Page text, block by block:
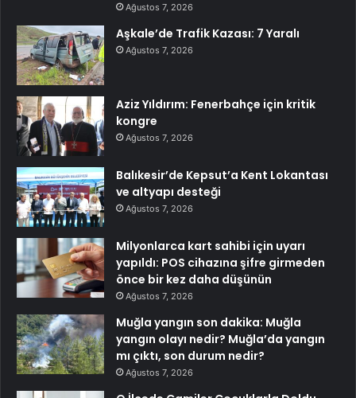
Ağustos 7, 2026
Aşkale’de Trafik Kazası: 7 Yaralı
Ağustos 7, 2026
Aziz Yıldırım: Fenerbahçe için kritik
kongre
Ağustos 7, 2026
Balıkesir’de Kepsut’a Kent Lokantası
ve altyapı desteği
Ağustos 7, 2026
Milyonlarca kart sahibi için uyarı
yapıldı: POS cihazına şifre girmeden
önce bir kez daha düşünün
Ağustos 7, 2026
Muğla yangın son dakika: Muğla
yangın olayı nedir? Muğla’da yangın
mı çıktı, son durum nedir?
Ağustos 7, 2026